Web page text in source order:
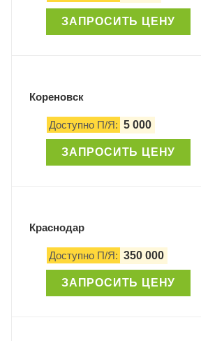
ЗАПРОСИТЬ ЦЕНУ
Кореновск
Доступно П/Я: 5 000
ЗАПРОСИТЬ ЦЕНУ
Краснодар
Доступно П/Я: 350 000
ЗАПРОСИТЬ ЦЕНУ